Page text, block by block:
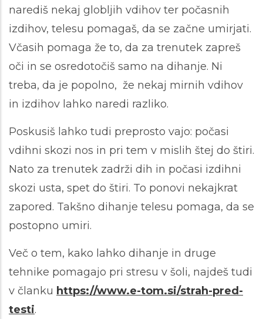
narediš nekaj globljih vdihov ter počasnih
izdihov, telesu pomagaš, da se začne umirjati.
Včasih pomaga že to, da za trenutek zapreš
oči in se osredotočiš samo na dihanje. Ni
treba, da je popolno, že nekaj mirnih vdihov
in izdihov lahko naredi razliko.
Poskusiš lahko tudi preprosto vajo: počasi
vdihni skozi nos in pri tem v mislih štej do štiri.
Nato za trenutek zadrži dih in počasi izdihni
skozi usta, spet do štiri. To ponovi nekajkrat
zapored. Takšno dihanje telesu pomaga, da se
postopno umiri.
Več o tem, kako lahko dihanje in druge
tehnike pomagajo pri stresu v šoli, najdeš tudi
v članku https://www.e-tom.si/strah-pred-
testi.